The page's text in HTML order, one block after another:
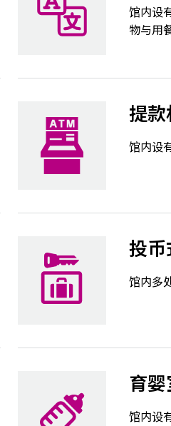
馆内设
物与用
提款
馆内设
投
馆内多
育
馆内设